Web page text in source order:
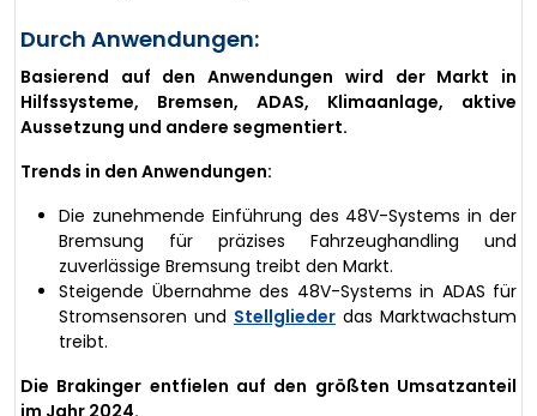
Durch Anwendungen:
Basierend auf den Anwendungen wird der Markt in
Hilfssysteme, Bremsen, ADAS, Klimaanlage, aktive
Aussetzung und andere segmentiert.
Trends in den Anwendungen:
Die zunehmende Einführung des 48V-Systems in der
Bremsung für präzises Fahrzeughandling und
zuverlässige Bremsung treibt den Markt.
Steigende Übernahme des 48V-Systems in ADAS für
Stromsensoren und Stellglieder das Marktwachstum
treibt.
Die Brakinger entfielen auf den größten Umsatzanteil
im Jahr 2024.